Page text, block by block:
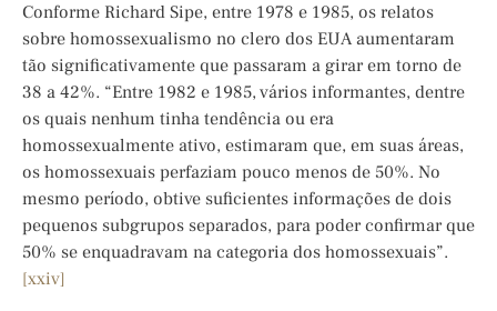
Conforme Richard Sipe, entre 1978 e 1985, os relatos
sobre homossexualismo no clero dos EUA aumentaram
tão significativamente que passaram a girar em torno de
38 a 42%. “Entre 1982 e 1985, vários informantes, dentre
os quais nenhum tinha tendência ou era
homossexualmente ativo, estimaram que, em suas áreas,
os homossexuais perfaziam pouco menos de 50%. No
mesmo período, obtive suficientes informações de dois
pequenos subgrupos separados, para poder confirmar que
50% se enquadravam na categoria dos homossexuais”.
[xxiv]